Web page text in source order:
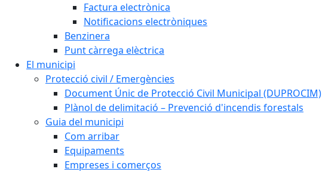
Factura electrònica
Notificacions electròniques
Benzinera
Punt càrrega elèctrica
El municipi
Protecció civil / Emergències
Document Únic de Protecció Civil Municipal (DUPROCIM)
Plànol de delimitació – Prevenció d'incendis forestals
Guia del municipi
Com arribar
Equipaments
Empreses i comerços